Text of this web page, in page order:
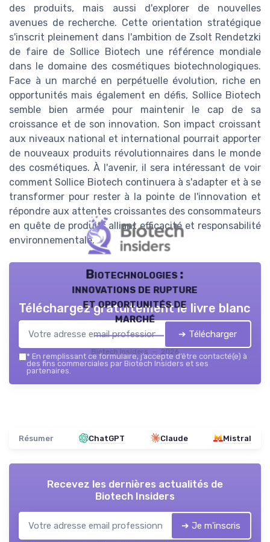
des produits, mais aussi d'explorer de nouvelles
avenues de recherche. Cette orientation stratégique
s'inscrit pleinement dans l'ambition de Zsolt Rendetzki
de faire de Sollice Biotech une référence mondiale
dans le domaine des cosmétiques biotechnologiques.
Face à un marché en perpétuelle évolution, riche en
opportunités mais également en défis, Sollice Biotech
semble bien armée pour maintenir le cap de sa
croissance et de son innovation. Son impact croissant
aux niveaux national et international pourrait apporter
de nouveaux produits révolutionnaires dans le monde
des cosmétiques. À l'avenir, il sera intéressant de voir
comment Sollice Biotech continuera à s'adapter et à se
transformer pour rester à la pointe de l'innovation et
répondre aux attentes croissantes des consommateurs
en quête de produits alliant efficacité et responsabilité
environnementale.
Biotechnologies :
innovations de rupture
et opportunités de
marché
Biotech Insiders — 2026
Téléchargez gratuitement le livre blanc
➔ Télécharger
* En remplissant ce formulaire, j’accepte d’être contacté(e) à
des fins commerciales par Biotech Insiders et ses
partenaires.
Résumer ChatGPT Claude Mistral
Recevez les dernières actualités de
Biotech Insiders
➔ Je m'inscris